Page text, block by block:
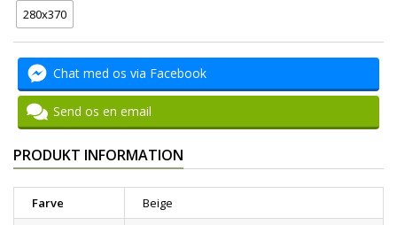
280x370
Chat med os via Facebook
Send os en email
PRODUKT INFORMATION
Farve
Beige